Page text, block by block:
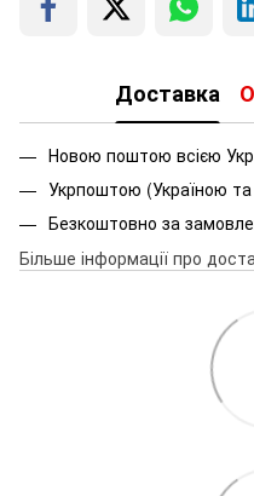
Доставка
Новою поштою всією
Укрпоштою (Україною та
Безкоштовно за
Більше інформації про